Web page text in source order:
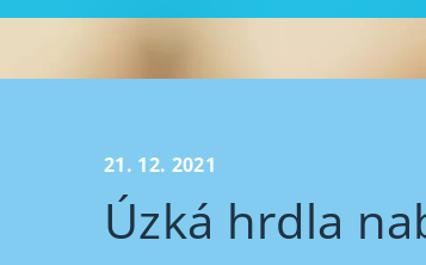
21. 12. 2021
Úzká hrdla